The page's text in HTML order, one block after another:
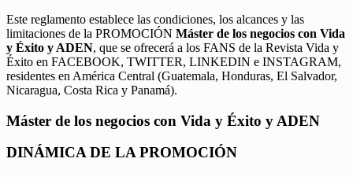
Este reglamento establece las condiciones, los alcances y las
limitaciones de la PROMOCIÓN Máster de los negocios con Vida
y Éxito y ADEN, que se ofrecerá a los FANS de la Revista Vida y
Éxito en FACEBOOK, TWITTER, LINKEDIN e INSTAGRAM,
residentes en América Central (Guatemala, Honduras, El Salvador,
Nicaragua, Costa Rica y Panamá).
Máster de los negocios con Vida y Éxito y ADEN
DINÁMICA DE LA PROMOCIÓN